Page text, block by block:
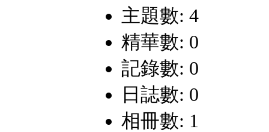
主題數: 4
精華數: 0
記錄數: 0
日誌數: 0
相冊數: 1